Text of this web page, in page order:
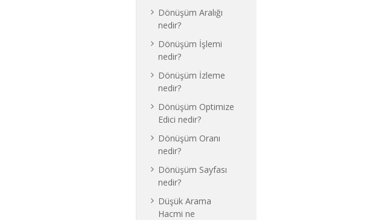
Dönüşüm Aralığı
nedir?
Dönüşüm İşlemi
nedir?
Dönüşüm İzleme
nedir?
Dönüşüm Optimize
Edici nedir?
Dönüşüm Oranı
nedir?
Dönüşüm Sayfası
nedir?
Düşük Arama
Hacmi ne